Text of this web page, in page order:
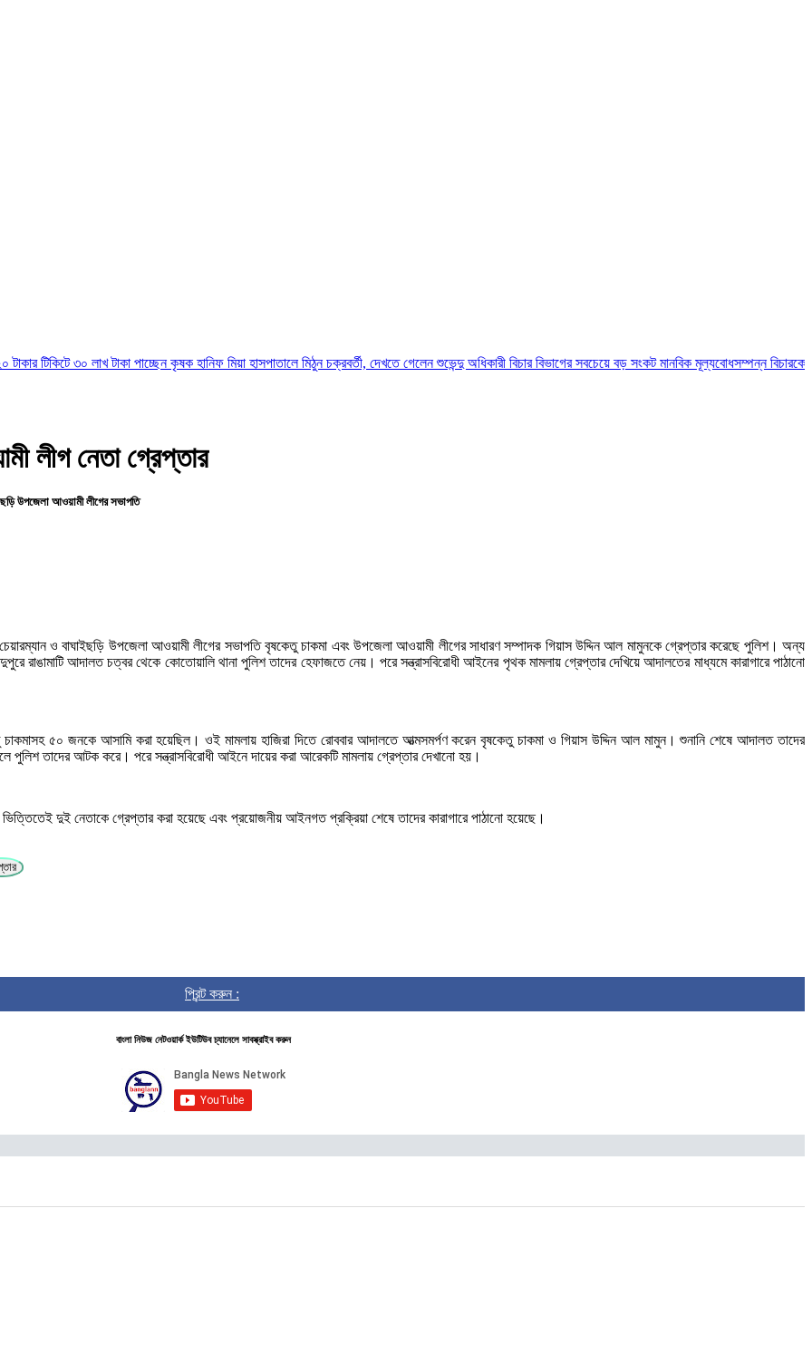
৩০ লাখ টাকা পাচ্ছেন কৃষক হানিফ মিয়াহাসপাতালে মিঠুন চক্রবর্তী, দেখতে গেলেন শুভেন্দু অধিকারীবিচার বিভাগের সবচেয়ে বড় সংকট মানবিক মূল্যবোধসম্পন্ন বিচারকের:
লীগ নেতা গ্রেপ্তার
উপজেলা আওয়ামী লীগের সভাপতি
চেয়ারম্যান ও বাঘাইছড়ি উপজেলা আওয়ামী লীগের সভাপতি বৃষকেতু চাকমা এবং উপজেলা আওয়ামী লীগের সাধারণ সম্পাদক গিয়াস উদ্দিন আল মামুনকে গ্রেপ্তার করেছে পুলিশ। অন্য
রাঙামাটি আদালত চত্বর থেকে কোতোয়ালি থানা পুলিশ তাদের হেফাজতে নেয়। পরে সন্ত্রাসবিরোধী আইনের পৃথক মামলায় গ্রেপ্তার দেখিয়ে আদালতের মাধ্যমে কারাগারে পাঠানো
চাকমাসহ ৫০ জনকে আসামি করা হয়েছিল। ওই মামলায় হাজিরা দিতে রোববার আদালতে আত্মসমর্পণ করেন বৃষকেতু চাকমা ও গিয়াস উদ্দিন আল মামুন। শুনানি শেষে আদালত তাদের
পুলিশ তাদের আটক করে। পরে সন্ত্রাসবিরোধী আইনে দায়ের করা আরেকটি মামলায় গ্রেপ্তার দেখানো হয়।
ভিত্তিতেই দুই নেতাকে গ্রেপ্তার করা হয়েছে এবং প্রয়োজনীয় আইনগত প্রক্রিয়া শেষে তাদের কারাগারে পাঠানো হয়েছে।
প্রিন্ট করুন :
বাংলা নিউজ নেটওয়ার্ক ইউটিউব চ্যানেলে সাবস্ক্রাইব করুন